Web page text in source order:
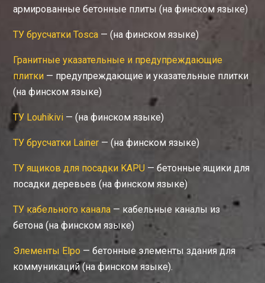
армированные бетонные плиты (на финском языке)
ТУ брусчатки Tosca — (на финском языке)
Гранитные указательные и предупреждающие
плитки — предупреждающие и указательные плитки
(на финском языке)
ТУ Louhikivi — (на финском языке)
ТУ брусчатки Lainer — (на финском языке)
ТУ ящиков для посадки KAPU — бетонные ящики для
посадки деревьев (на финском языке)
ТУ кабельного канала — кабельные каналы из
бетона (на финском языке)
Элементы Elpo — бетонные элементы здания для
коммуникаций (на финском языке).